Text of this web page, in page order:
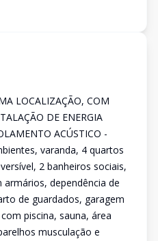
LOCALIZAÇÃO, COM
DE ENERGIA
ACÚSTICO -
varanda, 4 quartos
2 banheiros sociais,
dependência de
de guardados, garagem
piscina, sauna, área
musculação e